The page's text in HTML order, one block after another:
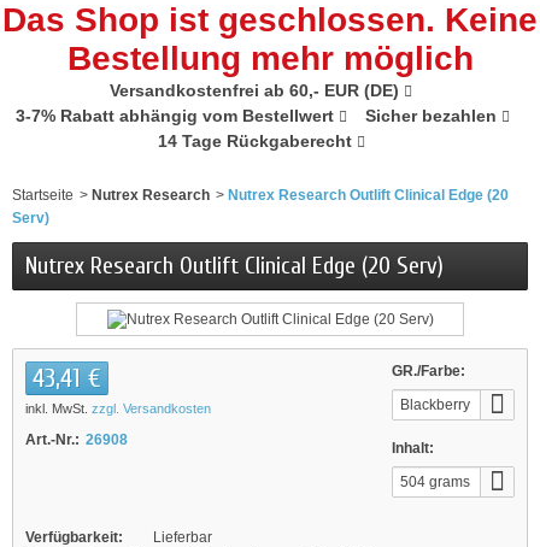
Das Shop ist geschlossen. Keine
Bestellung mehr möglich
Versandkostenfrei ab 60,- EUR (DE)
3-7% Rabatt abhängig vom Bestellwert
Sicher bezahlen
14 Tage Rückgaberecht
Startseite > Nutrex Research > Nutrex Research Outlift Clinical Edge (20
Serv)
Nutrex Research Outlift Clinical Edge (20 Serv)
GR./Farbe:
Blackberry
Inhalt:
504 grams
43,41 €
inkl. MwSt. zzgl. Versandkosten
Art.-Nr.: 26908
Verfügbarkeit: Lieferbar